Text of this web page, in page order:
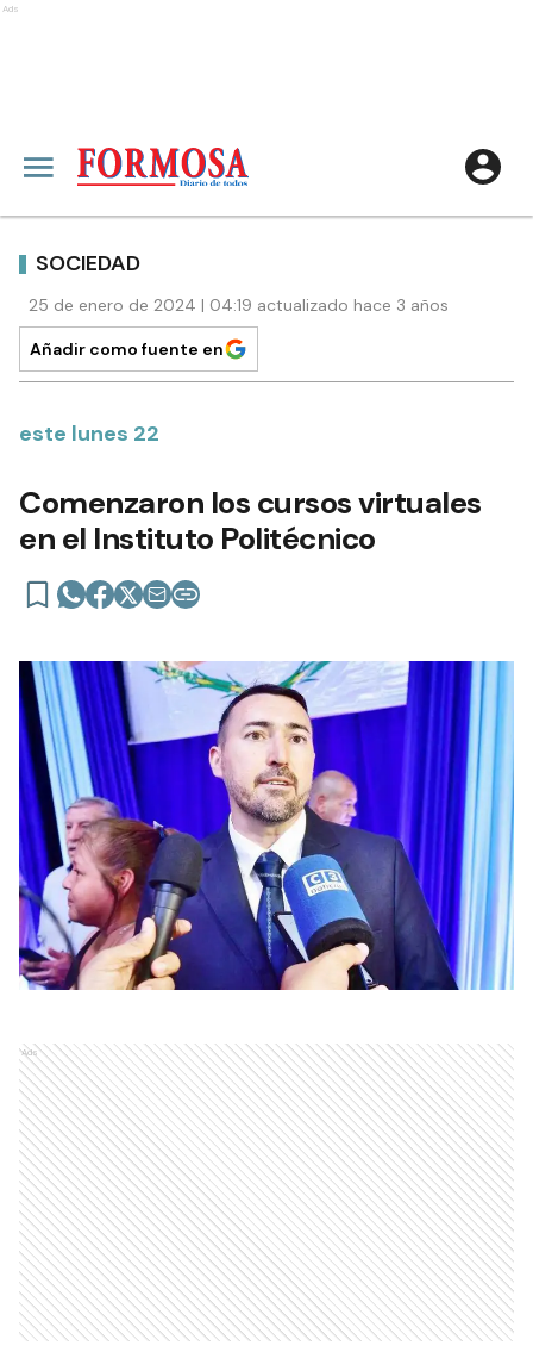
Ads
SOCIEDAD
25 de enero de 2024 | 04:19 actualizado hace 3 años
Añadir como fuente en
este lunes 22
Comenzaron los cursos virtuales
en el Instituto Politécnico
Ads